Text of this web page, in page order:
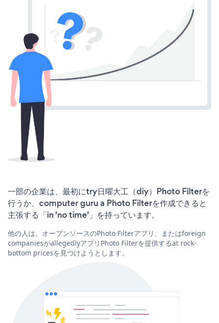
一部の企業は、最初にtry日曜大工（diy）Photo Filterを
行うか、computer guru a Photo Filterを作成できると
主張する「in 'no time'」を持っています。
他の人は、オープンソースのPhoto Filterアプリ、またはforeign
companiesがallegedlyアプリPhoto Filterを提供するat rock-
bottom pricesを見つけようとします。